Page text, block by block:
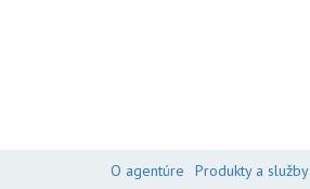
O agentúre Produkty a služby